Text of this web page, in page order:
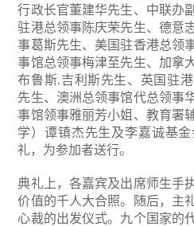
行政长官董建华先生、中联办
驻港总领事陈庆荣先生、德意
事葛斯先生、美国驻香港总领
事馆总领事梅津至先生、加拿
布鲁斯.吉利斯先生、英国驻
先生、澳洲总领事馆代总领事
事馆领事雅丽芳小姐、教育署
学）谭镇杰先生及李嘉诚基
礼，为参加者送行。
典礼上，各嘉宾及出席师生手
价值的千人大合照。随后，主
心裁的出发仪式。九个国家的